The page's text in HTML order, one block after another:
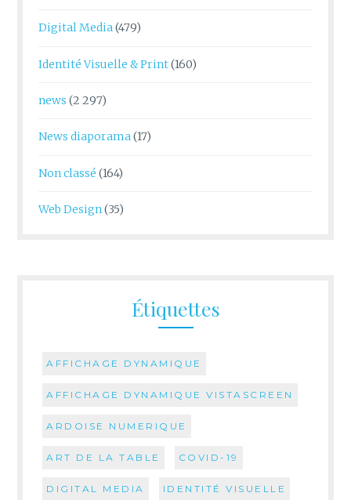
Digital Media(479)
Identité Visuelle & Print(160)
news (2 297)
News diaporama(17)
Non classé (164)
Web Design(35)
Étiquettes
AFFICHAGE DYNAMIQUE
AFFICHAGE DYNAMIQUE VISTASCREEN
ARDOISE NUMERIQUE
ART DE LA TABLE COVID-19
DIGITAL MEDIA IDENTITÉ VISUELLE